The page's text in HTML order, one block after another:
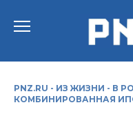
PNZ.RU - ИЗ ЖИЗНИ - В
КОМБИНИРОВАННАЯ